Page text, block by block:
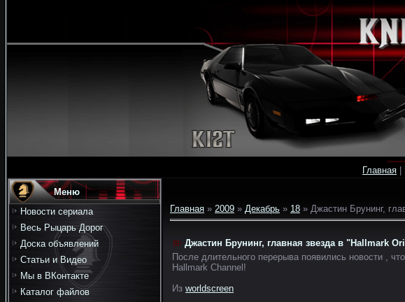
Главная
Меню
Новости сериала
Весь Рыцарь Дорог
Доска объявлений
Статьи и Видео
Мы в ВКонтакте
Каталог файлов
Главная » 2009 » Декабрь » 18 » Джастин Брунинг,
Джастин Брунинг, главная звезда в "Hallmark
После длительного перерыва появились новости ,
Hallmark Channel!
Из worldscreen